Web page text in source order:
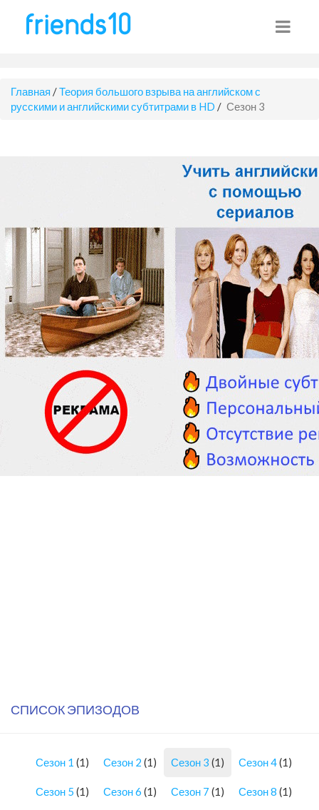
Главная /Теория большого взрыва на английском с
русскими и английскими субтитрами в HD / Сезон 3
СПИСОК ЭПИЗОДОВ
Сезон 1 (1) Сезон 2 (1) Сезон 3 (1) Сезон 4(1)
Сезон 5 (1) Сезон 6 (1) Сезон 7 (1) Сезон 8 (1)